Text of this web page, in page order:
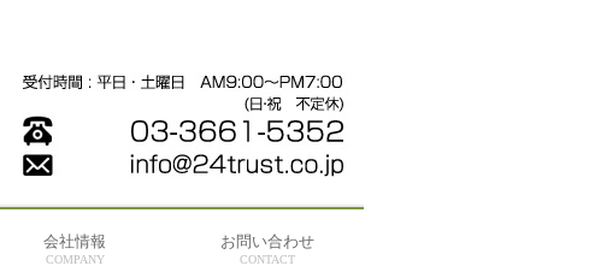
会社情報
COMPANY
お問い合わせ
CONTACT